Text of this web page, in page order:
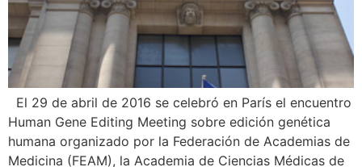
El 29 de abril de 2016 se celebró en París el encuentro
Human Gene Editing Meeting sobre edición genética
humana organizado por la Federación de Academias de
Medicina (FEAM), la Academia de Ciencias Médicas de